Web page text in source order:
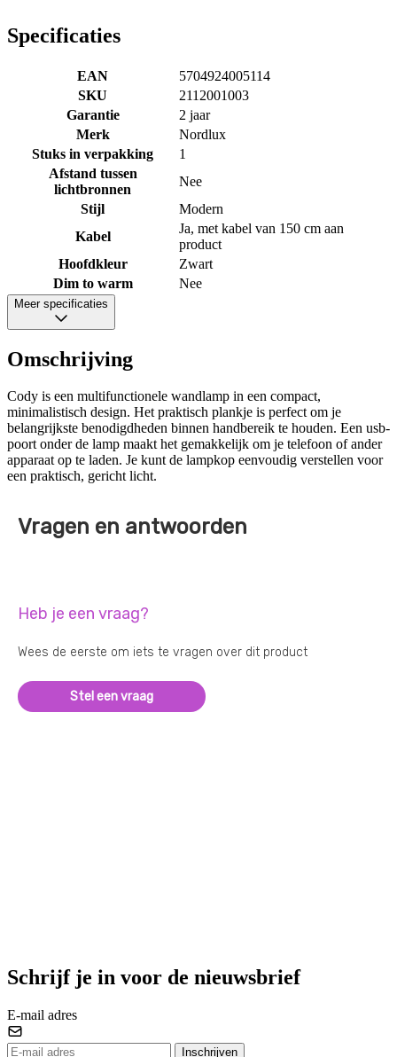
Specificaties
EAN
5704924005114
SKU
2112001003
Garantie
2 jaar
Merk
Nordlux
Stuks in verpakking
1
Afstand tussen
lichtbronnen
Nee
Stijl
Modern
Kabel
Ja, met kabel van 150 cm aan
product
Hoofdkleur
Zwart
Dim to warm
Nee
Meer specificaties
Omschrijving
Cody is een multifunctionele wandlamp in een compact,
minimalistisch design. Het praktisch plankje is perfect om je
belangrijkste benodigdheden binnen handbereik te houden. Een usb-
poort onder de lamp maakt het gemakkelijk om je telefoon of ander
apparaat op te laden. Je kunt de lampkop eenvoudig verstellen voor
een praktisch, gericht licht.
Vragen en antwoorden
Heb je een vraag?
Wees de eerste om iets te vragen over dit product
Stel een vraag
Schrijf je in voor de nieuwsbrief
E-mail adres
Inschrijven